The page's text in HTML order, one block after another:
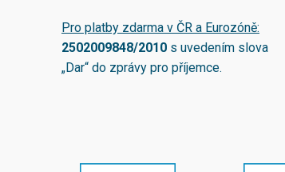
Pro platby zdarma v ČR a Eurozóně:
2502009848/2010 s uvedením slova
„Dar“ do zprávy pro příjemce.